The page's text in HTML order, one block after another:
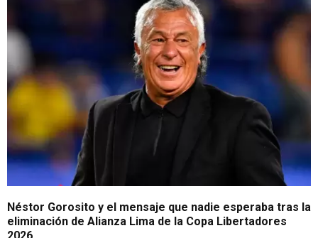
Néstor Gorosito y el mensaje que nadie esperaba tras la
eliminación de Alianza Lima de la Copa Libertadores